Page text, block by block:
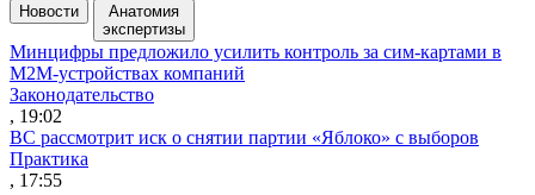
Новости
Анатомия
экспертизы
Минцифры предложило усилить контроль за сим-картами в
M2M-устройствах компаний
Законодательство
, 19:02
ВС рассмотрит иск о снятии партии «Яблоко» с выборов
Практика
, 17:55